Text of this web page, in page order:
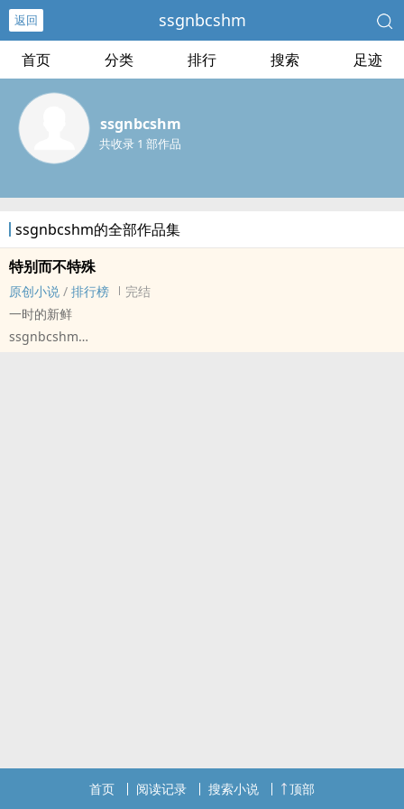
返回 ssgnbcshm
首页 分类 排行 搜索 足迹
ssgnbcshm
共收录 1 部作品
ssgnbcshm的全部作品集
特别而不特殊
原创小说 / 排行榜
完结
一时的新鲜
ssgnbcshm
首页 阅读记录 搜索小说 顶部